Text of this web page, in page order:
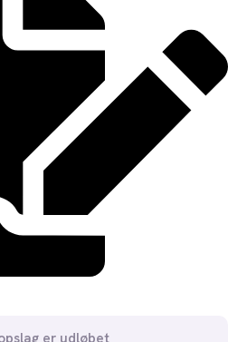
er udløbet